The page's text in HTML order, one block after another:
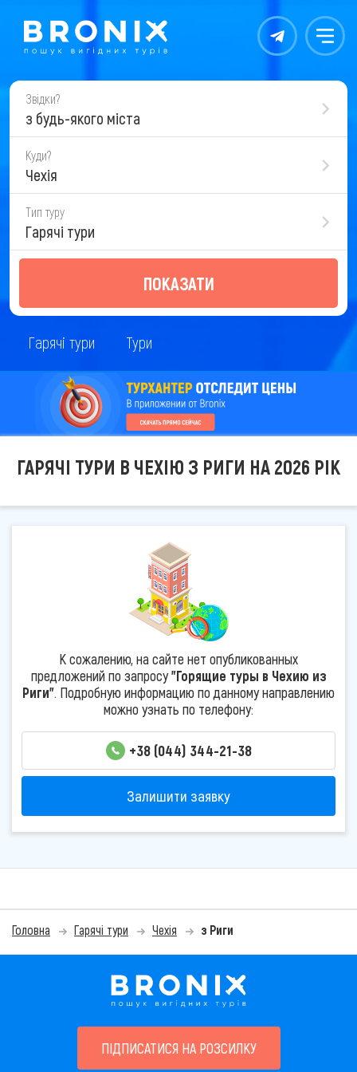
Контакты Меню
Звідки?
з будь-якого міста
Куди?
Чехія
Тип туру
Гарячі тури
ПОКАЗАТИ
Гарячі тури Тури
ГАРЯЧІ ТУРИ В ЧЕХІЮ З РИГИ НА 2026 РІК
К сожалению, на сайте нет опубликованных
предложений по запросу"Горящие туры в Чехию из
Риги". Подробную информацию по данному направлению
можно узнать по телефону:
+38 (044) 344-21-38
Залишити заявку
Головна Гарячі тури Чехія з Риги
ПІДПИСАТИСЯ НА РОЗСИЛКУ